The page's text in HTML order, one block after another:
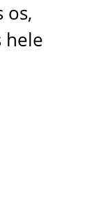
os,
hele